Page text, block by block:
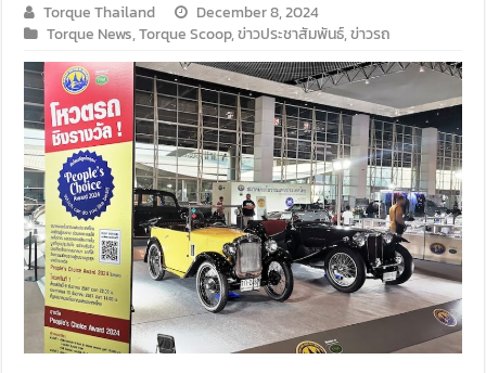
Torque Thailand
December 8, 2024
Torque News,Torque Scoop,ข่าวประชาสัมพันธ์,ข่าวรถ